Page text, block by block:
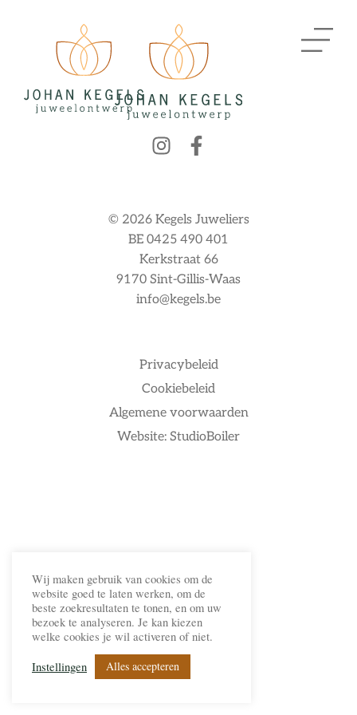
Privacybeleid
Cookiebeleid
Algemene voorwaarden
Website: StudioBoiler
© 2026 Kegels Juweliers
BE 0425 490 401
Kerkstraat 66
9170 Sint-Gillis-Waas
info@kegels.be
Wij maken gebruik van cookies om de
website goed te laten werken, om de
beste zoekresultaten te tonen, en om uw
bezoek te analyseren. Je kan kiezen
welke cookies je wil activeren of niet.
Instellingen
Alles accepteren